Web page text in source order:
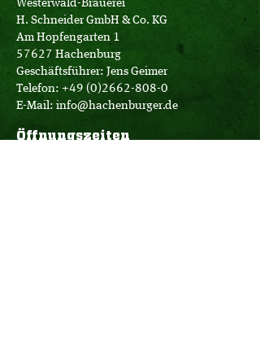
Westerwald-Brauerei
H. Schneider GmbH & Co. KG
Am Hopfengarten 1
57627 Hachenburg
Geschäftsführer: Jens Geimer
Telefon: +49 (0)2662-808-0
E-Mail: info@hachenburger.de
Öffnungszeiten